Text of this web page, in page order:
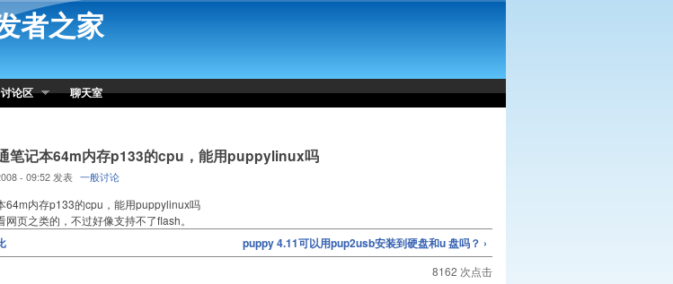
者之家
讨论区 聊天室
笔记本64m内存p133的cpu，能用puppylinux吗
- 09:52 发表 一般讨论
64m内存p133的cpu，能用puppylinux吗
页之类的，不过好像支持不了flash。
puppy 4.11可以用pup2usb安装到硬盘和u 盘吗？ ›
8162 次点击